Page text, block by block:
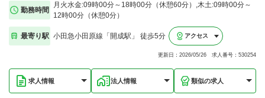
勤務時間
月火水金:09時00分～18時00分（休憩60分）,木土:09時00分～
12時00分（休憩0分）
最寄り駅 小田急小田原線「開成駅」 徒歩5分 アクセス
更新日：2026/05/26 求人番号：530254
求人情報 法人情報 類似の求人